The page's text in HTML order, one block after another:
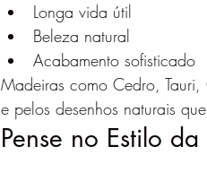
Longa vida útil
Beleza natural
Acabamento sofisticado
Madeiras como Cedro,
e pelos desenhos naturais
Pense no Estilo